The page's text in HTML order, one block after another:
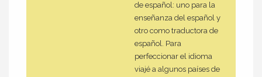
de español: uno para la
enseñanza del español y
otro como traductora de
español. Para
perfeccionar el idioma
viajé a algunos países de